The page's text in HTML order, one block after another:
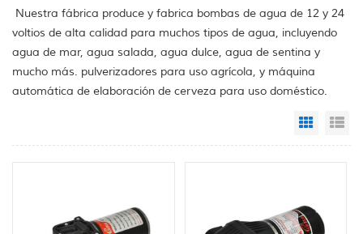
Nuestra fábrica produce y fabrica bombas de agua de 12 y 24
voltios de alta calidad para muchos tipos de agua, incluyendo
agua de mar, agua salada, agua dulce, agua de sentina y
mucho más. pulverizadores para uso agrícola, y máquina
automática de elaboración de cerveza para uso doméstico.
Grid